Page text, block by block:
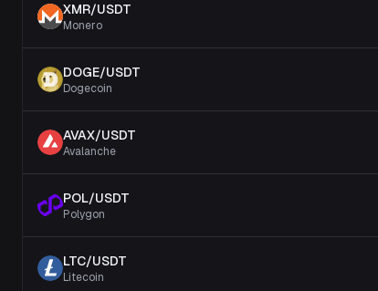
XMR/USDT
Monero
DOGE/USDT
Dogecoin
AVAX/USDT
Avalanche
POL/USDT
Polygon
LTC/USDT
Litecoin